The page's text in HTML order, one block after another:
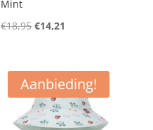
Mint
€18,95 Oorspronkelijke
€18,95.
€14,21
€14,21.
Aanbieding!